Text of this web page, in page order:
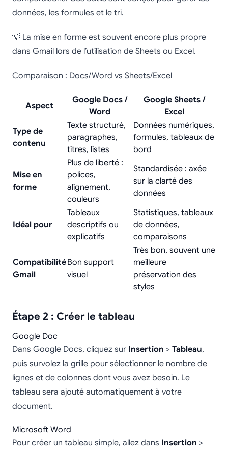
données, les formules et le tri.
💡 La mise en forme est souvent encore plus propre
dans Gmail lors de l’utilisation de Sheets ou Excel.
Comparaison : Docs/Word vs Sheets/Excel
Aspect
Google Docs /
Word
Google Sheets /
Excel
Type de
contenu
Texte structuré,
paragraphes,
titres, listes
Données numériques,
formules, tableaux de
bord
Mise en
forme
Plus de liberté :
polices,
alignement,
couleurs
Standardisée : axée
sur la clarté des
données
Idéal pour
Tableaux
descriptifs ou
explicatifs
Statistiques, tableaux
de données,
comparaisons
Compatibilité
Gmail
Bon support
visuel
Très bon, souvent une
meilleure
préservation des
styles
Étape 2 : Créer le tableau
Google Doc
Dans Google Docs, cliquez sur Insertion > Tableau,
puis survolez la grille pour sélectionner le nombre de
lignes et de colonnes dont vous avez besoin. Le
tableau sera ajouté automatiquement à votre
document.
Microsoft Word
Pour créer un tableau simple, allez dans Insertion >